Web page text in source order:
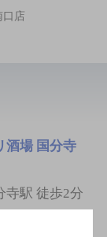
口店
酒場 国分寺
寺駅 徒歩2分